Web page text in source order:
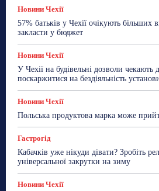
Новини Чехії
57% батьків у Чехії очікують більших
закласти у бюджет
Новини Чехії
У Чехії на будівельні дозволи чекають
поскаржитися на бездіяльність
Новини Чехії
Польська продуктова марка може
Гастрогід
Кабачків уже нікуди дівати? Зробіть
універсальної закрутки на зиму
Новини Чехії